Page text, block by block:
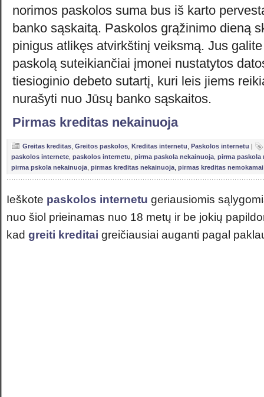
norimos paskolos suma bus iš karto
banko sąskaitą. Paskolos grąžinimo dieną
pinigus atlikęs atvirkštinį veiksmą. Jus
paskolą suteikiančiai įmonei nustatytos
tiesioginio debeto sutartį, kuri leis jiems
nurašyti nuo Jūsų banko sąskaitos.
Pirmas kreditas nekainuoja
Greitas kreditas Greitos paskolos Kreditas internetu Paskolos internetu
paskolos internete paskolos internetu pirma paskola nekainuoja pirma paskola
pirma pskola nekainuoja pirmas kreditas nekainuoja pirmas kreditas nemokamai
Ieškote paskolos internetu geriausiomis
nuo šiol prieinamas nuo 18 metų ir be jokių
kad greiti kreditai greičiausiai auganti pagal